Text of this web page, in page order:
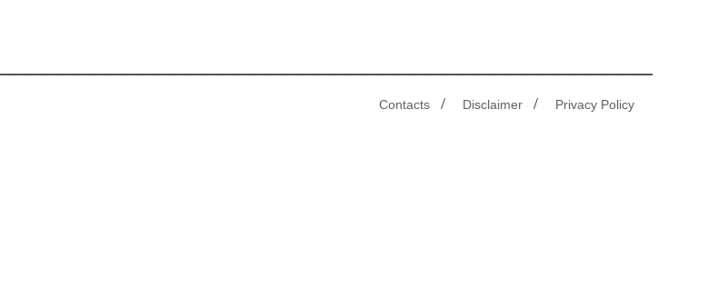
Contacts / Disclaimer / Privacy Policy